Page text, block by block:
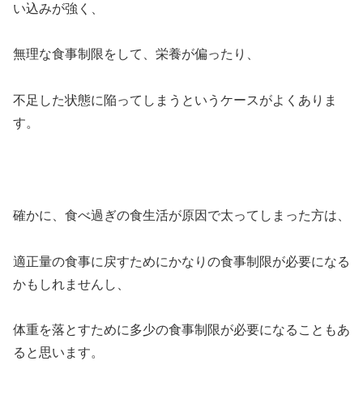
い込みが強く、
無理な食事制限をして、栄養が偏ったり、
不足した状態に陥ってしまうというケースがよくありま
す。
確かに、食べ過ぎの食生活が原因で太ってしまった方は、
適正量の食事に戻すためにかなりの食事制限が必要になる
かもしれませんし、
体重を落とすために多少の食事制限が必要になることもあ
ると思います。